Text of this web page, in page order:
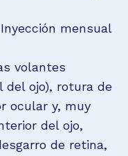
Inyección mensual
volantes
del ojo), rotura de
ocular y, muy
del ojo,
de retina,